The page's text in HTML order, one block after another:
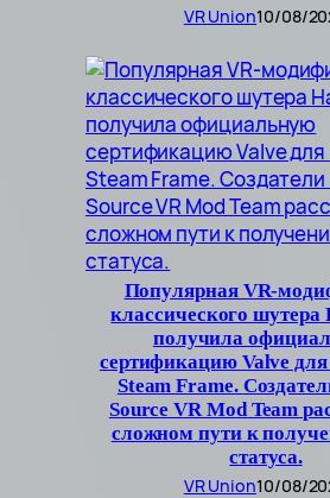
VR Union10/08/
Популярная VR-
классического
получила
сертификацию Valve
Steam Frame.
Source VR Mod Team
сложном пути к
статуса.
VR Union10/08/